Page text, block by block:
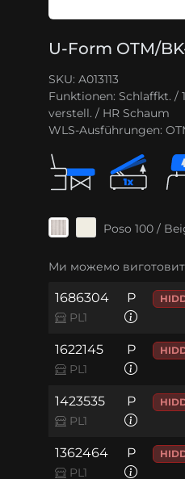
U-Form OTM/
SKU: A013113
Funktionen: Schlaffkt. /
verstell. / HR Schaum
WLS-Ausführungen:
Poso 100 /
Ми можемо
1686304
PL1
P
1622145
PL1
P
1423535
PL1
P
1362464
PL1
P